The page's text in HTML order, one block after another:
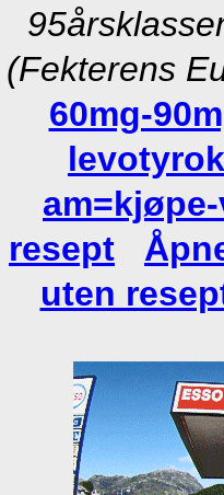
(Fekterens
60mg-
resept
uten